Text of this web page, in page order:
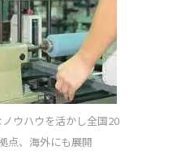
ウハウを活かし全国20
点、海外にも展開